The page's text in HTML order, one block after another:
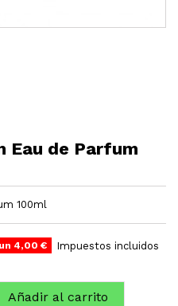
Eau de Parfum
100ml
4,00 €
Impuestos incluidos
Añadir al carrito